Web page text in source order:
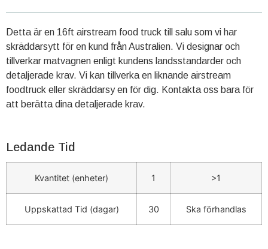
Detta är en 16ft airstream food truck till salu som vi har
skräddarsytt för en kund från Australien. Vi designar och
tillverkar matvagnen enligt kundens landsstandarder och
detaljerade krav. Vi kan tillverka en liknande airstream
foodtruck eller skräddarsy en för dig. Kontakta oss bara för
att berätta dina detaljerade krav.
Ledande Tid
Kvantitet (enheter) 1 >1
Uppskattad Tid (dagar) 30 Ska förhandlas